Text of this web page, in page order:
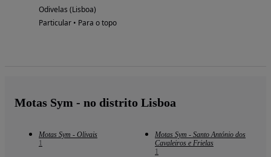
Odivelas (Lisboa)
Particular • Para o topo
Motas Sym - no distrito Lisboa
Motas Sym - Olivais
1
Motas Sym - Santo António dos
Cavaleiros e Frielas
1